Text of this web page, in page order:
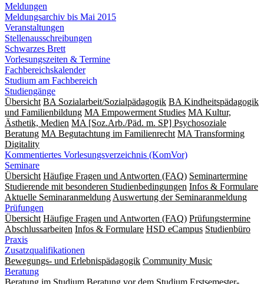
Meldungen
Meldungsarchiv bis Mai 2015
Veranstaltungen
Stellenausschreibungen
Schwarzes Brett
Vorlesungszeiten & Termine
Fachbereichskalender
Studium am Fachbereich
Studiengänge
Übersicht BA Sozialarbeit/Sozialpädagogik BA Kindheitspädagogik
und Familienbildung MA Empowerment Studies MA Kultur,
Ästhetik, Medien MA [Soz.Arb./Päd. m. SP] Psychosoziale
Beratung MA Begut­ach­tung im Fami­lien­recht MA Transforming
Digitality
Kommentiertes Vorlesungsverzeichnis (KomVor)
Seminare
Übersicht Häufige Fragen und Antworten (FAQ) Seminartermine
Studierende mit besonderen Studienbedingungen Infos & Formulare
Aktuelle Seminaranmeldung Auswertung der Seminaranmeldung
Prüfungen
Übersicht Häufige Fragen und Antworten (FAQ) Prüfungstermine
Abschlussarbeiten Infos & Formulare HSD eCampus Studienbüro
Praxis
Zusatzqualifikationen
Bewegungs- und Erlebnispädagogik Community Music
Beratung
Beratung im Studium Beratung vor dem Studium Erstsemester-